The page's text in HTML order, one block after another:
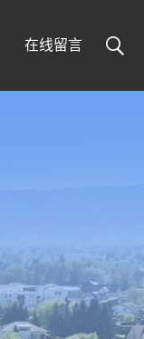
在线留言